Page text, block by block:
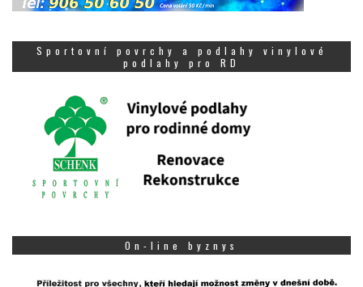
Sportovní povrchy a podlahy vinylové
podlahy pro RD
On-line byznys